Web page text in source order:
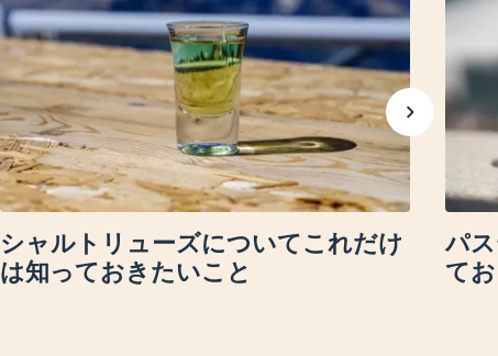
シャルトリューズについてこれだけ
は知っておきたいこと
パ
て